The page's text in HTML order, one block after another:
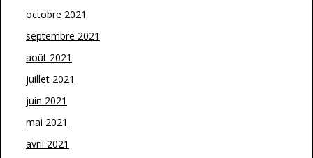
octobre 2021
septembre 2021
août 2021
juillet 2021
juin 2021
mai 2021
avril 2021